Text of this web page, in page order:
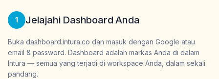
1 Jelajahi Dashboard Anda
Buka dashboard.intura.co dan masuk dengan Google atau
email & password. Dashboard adalah markas Anda di dalam
Intura — semua yang terjadi di workspace Anda, dalam sekali
pandang.